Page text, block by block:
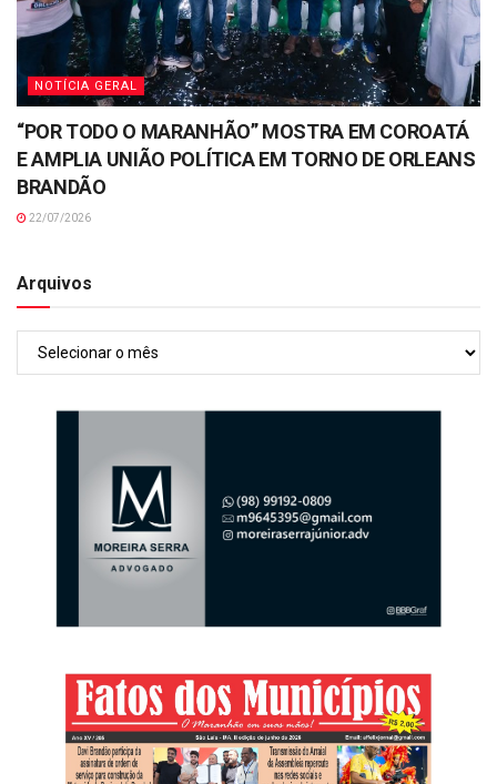
NOTÍCIA GERAL
“POR TODO O MARANHÃO” MOSTRA EM COROATÁ
E AMPLIA UNIÃO POLÍTICA EM TORNO DE ORLEANS
BRANDÃO
22/07/2026
Arquivos
Arquivos